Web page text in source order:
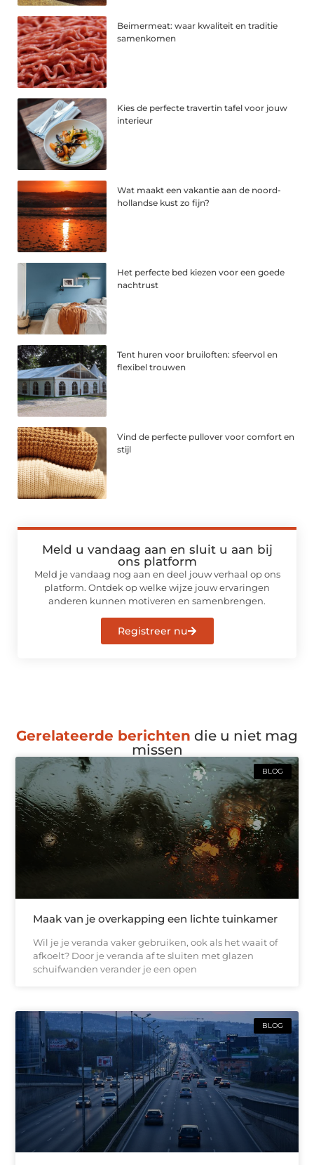
Beimermeat: waar kwaliteit en traditie
samenkomen
Kies de perfecte travertin tafel voor jouw
interieur
Wat maakt een vakantie aan de noord-
hollandse kust zo fijn?
Het perfecte bed kiezen voor een goede
nachtrust
Tent huren voor bruiloften: sfeervol en
flexibel trouwen
Vind de perfecte pullover voor comfort en
stijl
Meld u vandaag aan en sluit u aan bij
ons platform
Meld je vandaag nog aan en deel jouw verhaal op ons
platform. Ontdek op welke wijze jouw ervaringen
anderen kunnen motiveren en samenbrengen.
Registreer nu
Gerelateerde berichten die u niet mag
missen
BLOG
Maak van je overkapping een lichte tuinkamer
Wil je je veranda vaker gebruiken, ook als het waait of
afkoelt? Door je veranda af te sluiten met glazen
schuifwanden verander je een open
BLOG